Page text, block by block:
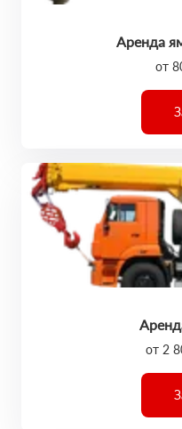
Аренда
от
от 2